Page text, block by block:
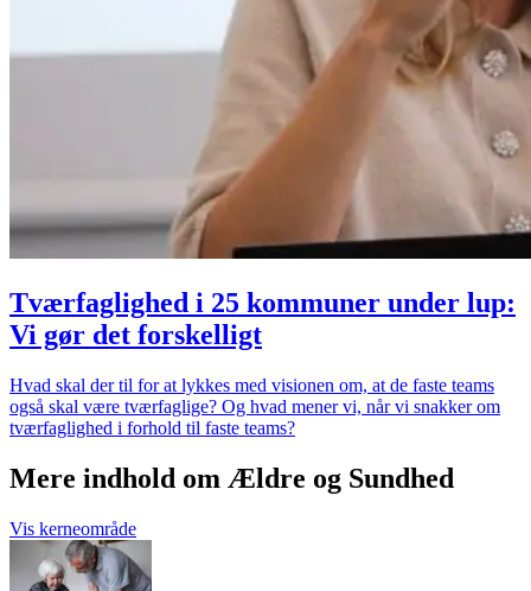
Tværfaglighed i 25 kommuner under lup:
Vi gør det forskelligt
Hvad skal der til for at lykkes med visionen om, at de faste teams
også skal være tværfaglige? Og hvad mener vi, når vi snakker om
tværfaglighed i forhold til faste teams?
Mere indhold om Ældre og Sundhed
Vis kerneområde